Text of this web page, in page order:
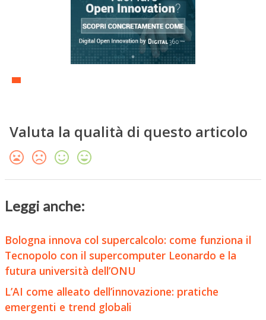
Valuta la qualità di questo articolo
Leggi anche:
Bologna innova col supercalcolo: come funziona il
Tecnopolo con il supercomputer Leonardo e la
futura università dell’ONU
L’AI come alleato dell’innovazione: pratiche
emergenti e trend globali